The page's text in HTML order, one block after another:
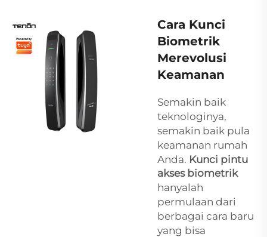
Cara Kunci
Biometrik
Merevolusi
Keamanan
Semakin baik
teknologinya,
semakin baik pula
keamanan rumah
Anda. Kunci pintu
akses biometrik
hanyalah
permulaan dari
berbagai cara baru
yang bisa